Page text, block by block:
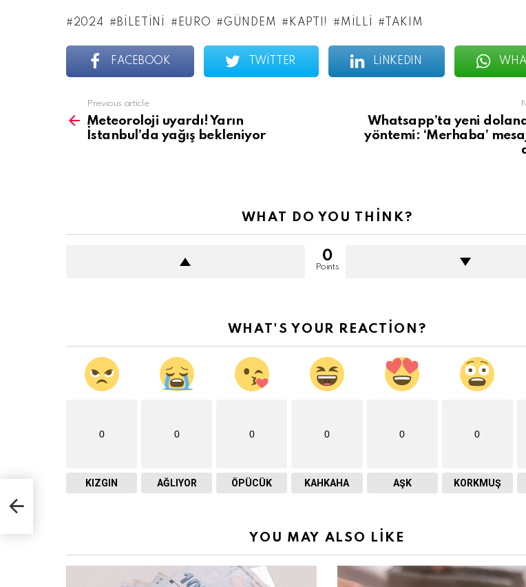
2024 BILETINI EURO GÜNDEM KAPTI! MILLI TAKIM
FACEBOOK TWITTER LINKEDIN
more
Previous article
Meteoroloji uyardı! Yarın
İstanbul’da yağış bekleniyor
Whatsapp’ta yeni
yöntemi: ‘Merhaba’
WHAT DO YOU THINK?
0
Points
WHAT'S YOUR REACTION?
0
KIZGIN
0
AĞLIYOR
0
ÖPÜCÜK
0
KAHKAHA
0
AŞK
0
KORKMUŞ
YOU MAY ALSO LIKE